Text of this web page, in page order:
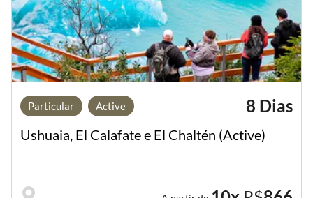
Particular Active 8 Dias
Ushuaia, El Calafate e El Chaltén (Active)